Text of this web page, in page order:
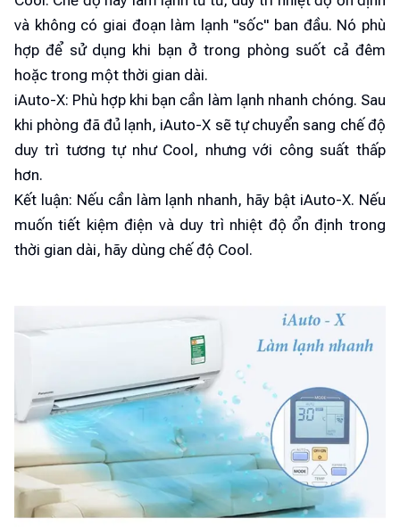
và không có giai đoạn làm lạnh "sốc" ban đầu. Nó phù
hợp để sử dụng khi bạn ở trong phòng suốt cả đêm
hoặc trong một thời gian dài.
iAuto-X: Phù hợp khi bạn cần làm lạnh nhanh chóng. Sau
khi phòng đã đủ lạnh, iAuto-X sẽ tự chuyển sang chế độ
duy trì tương tự như Cool, nhưng với công suất thấp
hơn.
Kết luận: Nếu cần làm lạnh nhanh, hãy bật iAuto-X. Nếu
muốn tiết kiệm điện và duy trì nhiệt độ ổn định trong
thời gian dài, hãy dùng chế độ Cool.